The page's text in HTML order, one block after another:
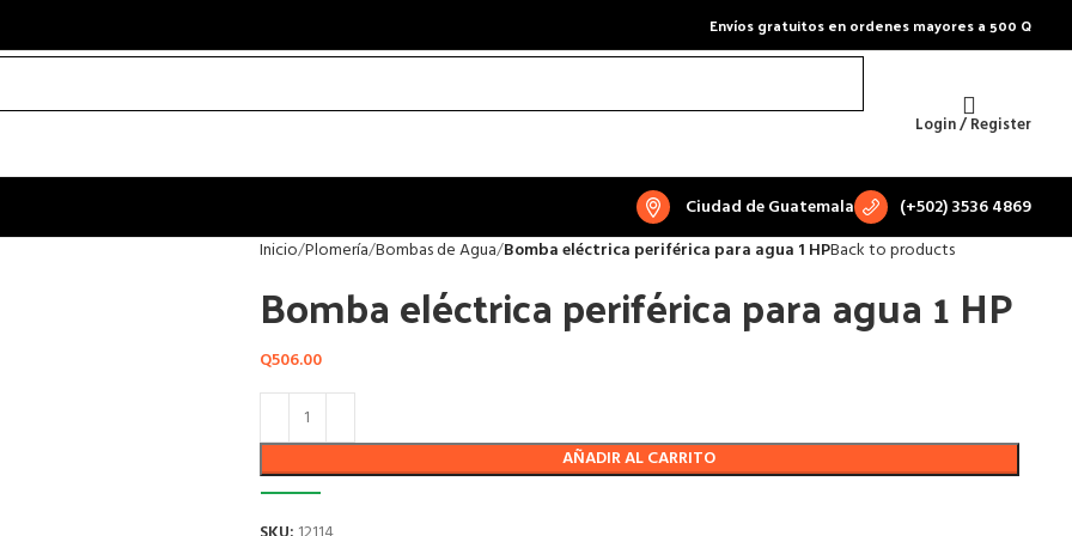
Envíos gratuitos en ordenes mayores a 500 Q
Login / Register
Ciudad de Guatemala (+502) 3536 4869
Inicio Plomería Bombas de Agua Bomba eléctrica periférica para agua 1 HPBack to products
Bomba eléctrica periférica para agua 1 HP
Q506.00
AÑADIR AL CARRITO